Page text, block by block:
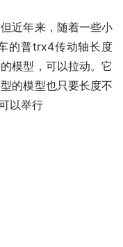
近年来，随着一些小
的普trx4传动轴长度
模型，可以拉动。它
的模型也只要长度不
以举行